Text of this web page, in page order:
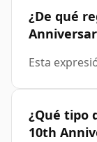
¿De qué
Esta
¿Qué tipo
10th